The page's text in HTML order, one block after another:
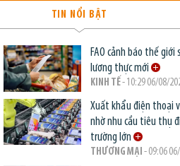
TIN NỔI BẬT
FAO cảnh báo thế
lương thực mới
KINH TẾ- 10:29 06/08/
Xuất khẩu điện thoại
nhờ nhu cầu tiêu thụ
trường lớn
THƯƠNG MẠI - 09:06